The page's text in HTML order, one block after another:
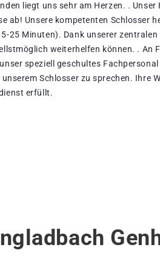
liegt uns sehr am Herzen. . Unser
ab! Unsere kompetenten Schlosser
25 Minuten). Dank unserer zentralen
weiterhelfen können. . An
speziell geschultes
Schlosser zu sprechen. Ihre
erfüllt.